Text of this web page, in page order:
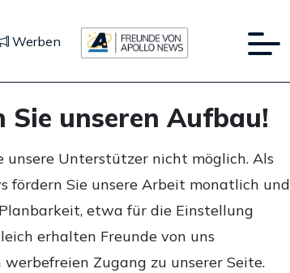
Werben
Sie unseren Aufbau!
unsere Unterstützer nicht möglich. Als
fördern Sie unsere Arbeit monatlich und
etwa für die Einstellung
erhalten Freunde von uns
werbefreien Zugang zu unserer Seite.